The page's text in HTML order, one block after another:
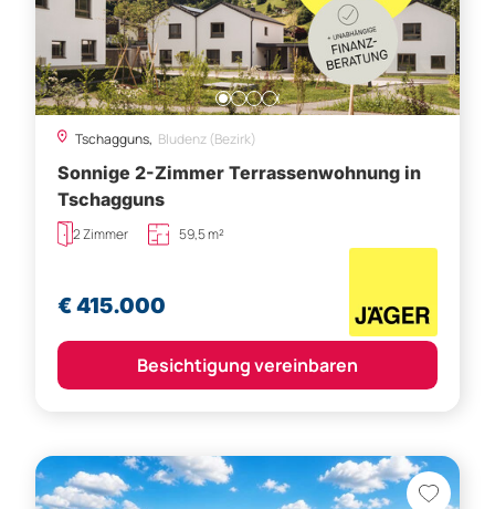
Tschagguns, Bludenz (Bezirk)
Sonnige 2-Zimmer Terrassenwohnung in
Tschagguns
2 Zimmer 59,5 m²
€ 415.000
Besichtigung vereinbaren